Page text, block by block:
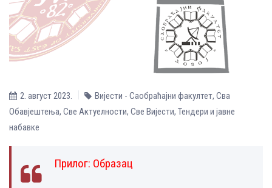
2. август 2023. Вијести - Саобраћајни факултет, Сва
Обавјештења, Све Aктуелности, Све Вијести, Тендери и јавне
набавке
Прилог: Образац